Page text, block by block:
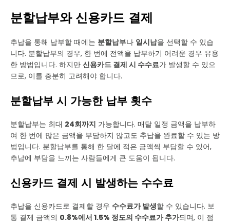
분할납부와 신용카드 결제
추납을 통해 납부할 때에는 분할납부나 일시납을 선택할 수 있습
니다. 분할납부의 경우, 한 번에 전액을 납부하기 어려운 경우 유용
한 방법입니다. 하지만 신용카드 결제 시 수수료가 발생할 수 있으
므로, 이를 충분히 고려해야 합니다.
분할납부 시 가능한 납부 횟수
분할납부는 최대 24회까지 가능합니다. 매달 일정 금액을 납부하
여 한 번에 많은 금액을 부담하지 않고도 추납을 완료할 수 있는 방
법입니다. 분할납부를 통해 한 달에 적은 금액씩 부담할 수 있어,
추납에 부담을 느끼는 사람들에게 큰 도움이 됩니다.
신용카드 결제 시 발생하는 수수료
추납을 신용카드로 결제할 경우 수수료가 발생할 수 있습니다. 보
통 결제 금액의 0.8%에서 1.5% 정도의 수수료가 추가되며, 이 점